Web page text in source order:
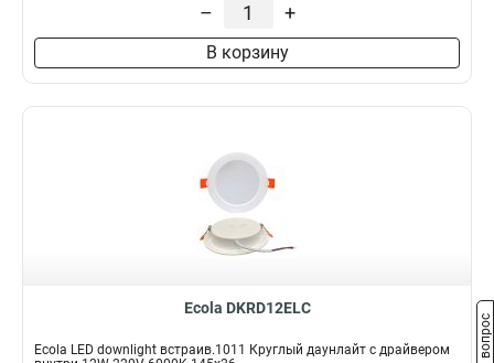
– +
В корзину
Ecola DKRD12ELC
Ecola LED downlight встраив.1011 Круглый даунлайт с драйвером